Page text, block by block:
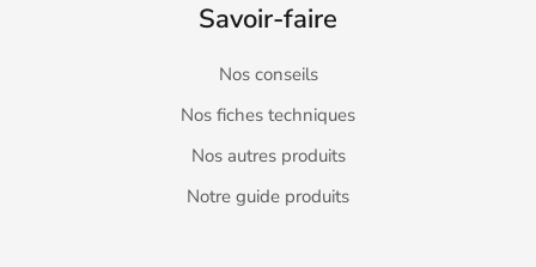
Savoir-faire
Nos conseils
Nos fiches techniques
Nos autres produits
Notre guide produits